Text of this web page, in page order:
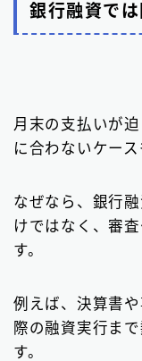
銀行融資で
月末の支払いが
に合わないケー
なぜなら、銀行
けではなく、審
す。
例えば、決算書
際の融資実行ま
す。